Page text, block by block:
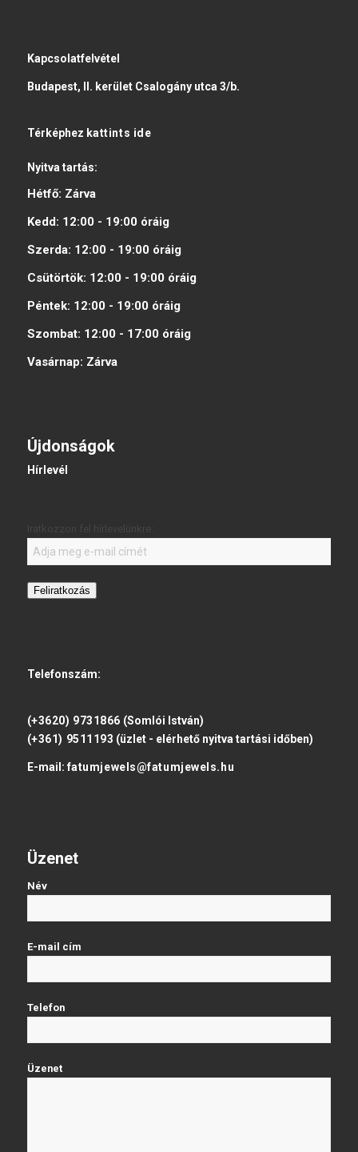
Kapcsolatfelvétel
Budapest, II. kerület Csalogány utca 3/b.
Térképhez kattints ide
Nyitva tartás:
Hétfő: Zárva
Kedd: 12:00 - 19:00 óráig
Szerda: 12:00 - 19:00 óráig
Csütörtök: 12:00 - 19:00 óráig
Péntek: 12:00 - 19:00 óráig
Szombat: 12:00 - 17:00 óráig
Vasárnap: Zárva
Újdonságok
Hírlevél
Feliratkozás
Telefonszám:
(+3620) 9731866 (Somlói István)
(+361) 9511193 (üzlet - elérhető nyitva tartási időben)
E-mail: fatumjewels@fatumjewels.hu
Üzenet
Név
E-mail cím
Telefon
Üzenet